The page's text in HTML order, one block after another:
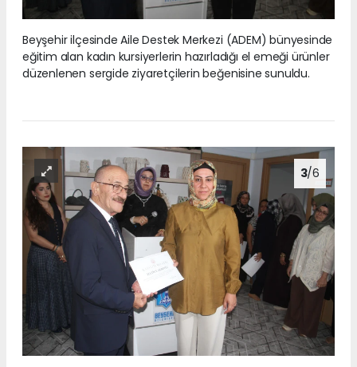
Beyşehir ilçesinde Aile Destek Merkezi (ADEM) bünyesinde
eğitim alan kadın kursiyerlerin hazırladığı el emeği ürünler
düzenlenen sergide ziyaretçilerin beğenisine sunuldu.
3/6